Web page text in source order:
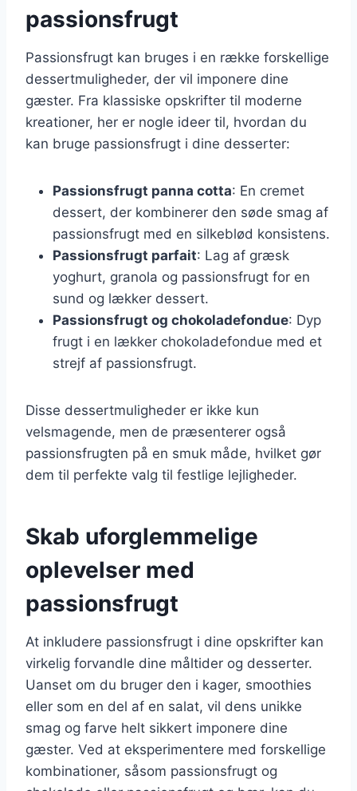
passionsfrugt
Passionsfrugt kan bruges i en række forskellige
dessertmuligheder, der vil imponere dine
gæster. Fra klassiske opskrifter til moderne
kreationer, her er nogle ideer til, hvordan du
kan bruge passionsfrugt i dine desserter:
Passionsfrugt panna cotta: En cremet
dessert, der kombinerer den søde smag af
passionsfrugt med en silkeblød konsistens.
Passionsfrugt parfait: Lag af græsk
yoghurt, granola og passionsfrugt for en
sund og lækker dessert.
Passionsfrugt og chokoladefondue: Dyp
frugt i en lækker chokoladefondue med et
strejf af passionsfrugt.
Disse dessertmuligheder er ikke kun
velsmagende, men de præsenterer også
passionsfrugten på en smuk måde, hvilket gør
dem til perfekte valg til festlige lejligheder.
Skab uforglemmelige
oplevelser med
passionsfrugt
At inkludere passionsfrugt i dine opskrifter kan
virkelig forvandle dine måltider og desserter.
Uanset om du bruger den i kager, smoothies
eller som en del af en salat, vil dens unikke
smag og farve helt sikkert imponere dine
gæster. Ved at eksperimentere med forskellige
kombinationer, såsom passionsfrugt og